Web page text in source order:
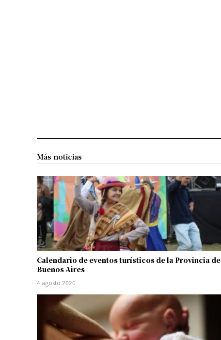
Más noticias
Calendario de eventos turísticos de la Provincia de
Buenos Aires
4 agosto 2026